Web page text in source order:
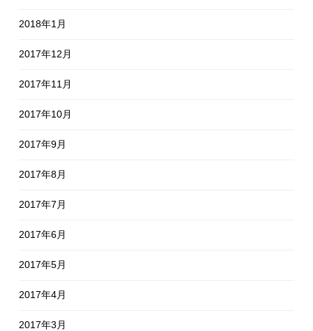
2018年1月
2017年12月
2017年11月
2017年10月
2017年9月
2017年8月
2017年7月
2017年6月
2017年5月
2017年4月
2017年3月